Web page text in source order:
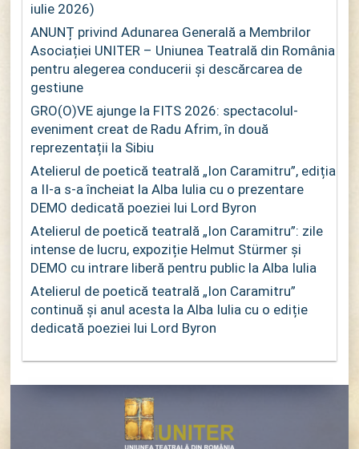
iulie 2026)
ANUNȚ privind Adunarea Generală a Membrilor
Asociației UNITER – Uniunea Teatrală din România
pentru alegerea conducerii și descărcarea de
gestiune
GRO(O)VE ajunge la FITS 2026: spectacolul-
eveniment creat de Radu Afrim, în două
reprezentații la Sibiu
Atelierul de poetică teatrală „Ion Caramitru”, ediția
a II-a s-a încheiat la Alba Iulia cu o prezentare
DEMO dedicată poeziei lui Lord Byron
Atelierul de poetică teatrală „Ion Caramitru”: zile
intense de lucru, expoziție Helmut Stürmer și
DEMO cu intrare liberă pentru public la Alba Iulia
Atelierul de poetică teatrală „Ion Caramitru”
continuă și anul acesta la Alba Iulia cu o ediție
dedicată poeziei lui Lord Byron